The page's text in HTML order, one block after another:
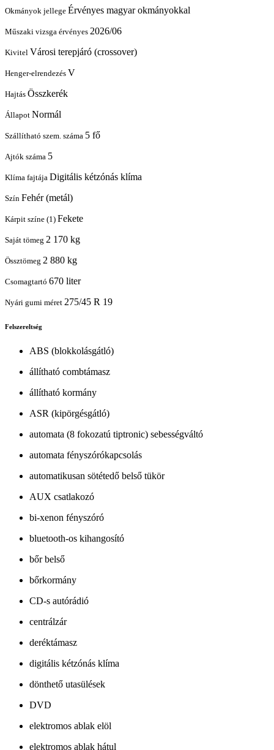
Okmányok jellege Érvényes magyar okmányokkal
Műszaki vizsga érvényes 2026/06
Kivitel Városi terepjáró (crossover)
Henger-elrendezés V
Hajtás Összkerék
Állapot Normál
Szállítható szem. száma 5 fő
Ajtók száma 5
Klíma fajtája Digitális kétzónás klíma
Szín Fehér (metál)
Kárpit színe (1) Fekete
Saját tömeg 2 170 kg
Össztömeg 2 880 kg
Csomagtartó 670 liter
Nyári gumi méret 275/45 R 19
Felszereltség
ABS (blokkolásgátló)
állítható combtámasz
állítható kormány
ASR (kipörgésgátló)
automata (8 fokozatú tiptronic) sebességváltó
automata fényszórókapcsolás
automatikusan sötétedő belső tükör
AUX csatlakozó
bi-xenon fényszóró
bluetooth-os kihangosító
bőr belső
bőrkormány
CD-s autórádió
centrálzár
deréktámasz
digitális kétzónás klíma
dönthető utasülések
DVD
elektromos ablak elöl
elektromos ablak hátul